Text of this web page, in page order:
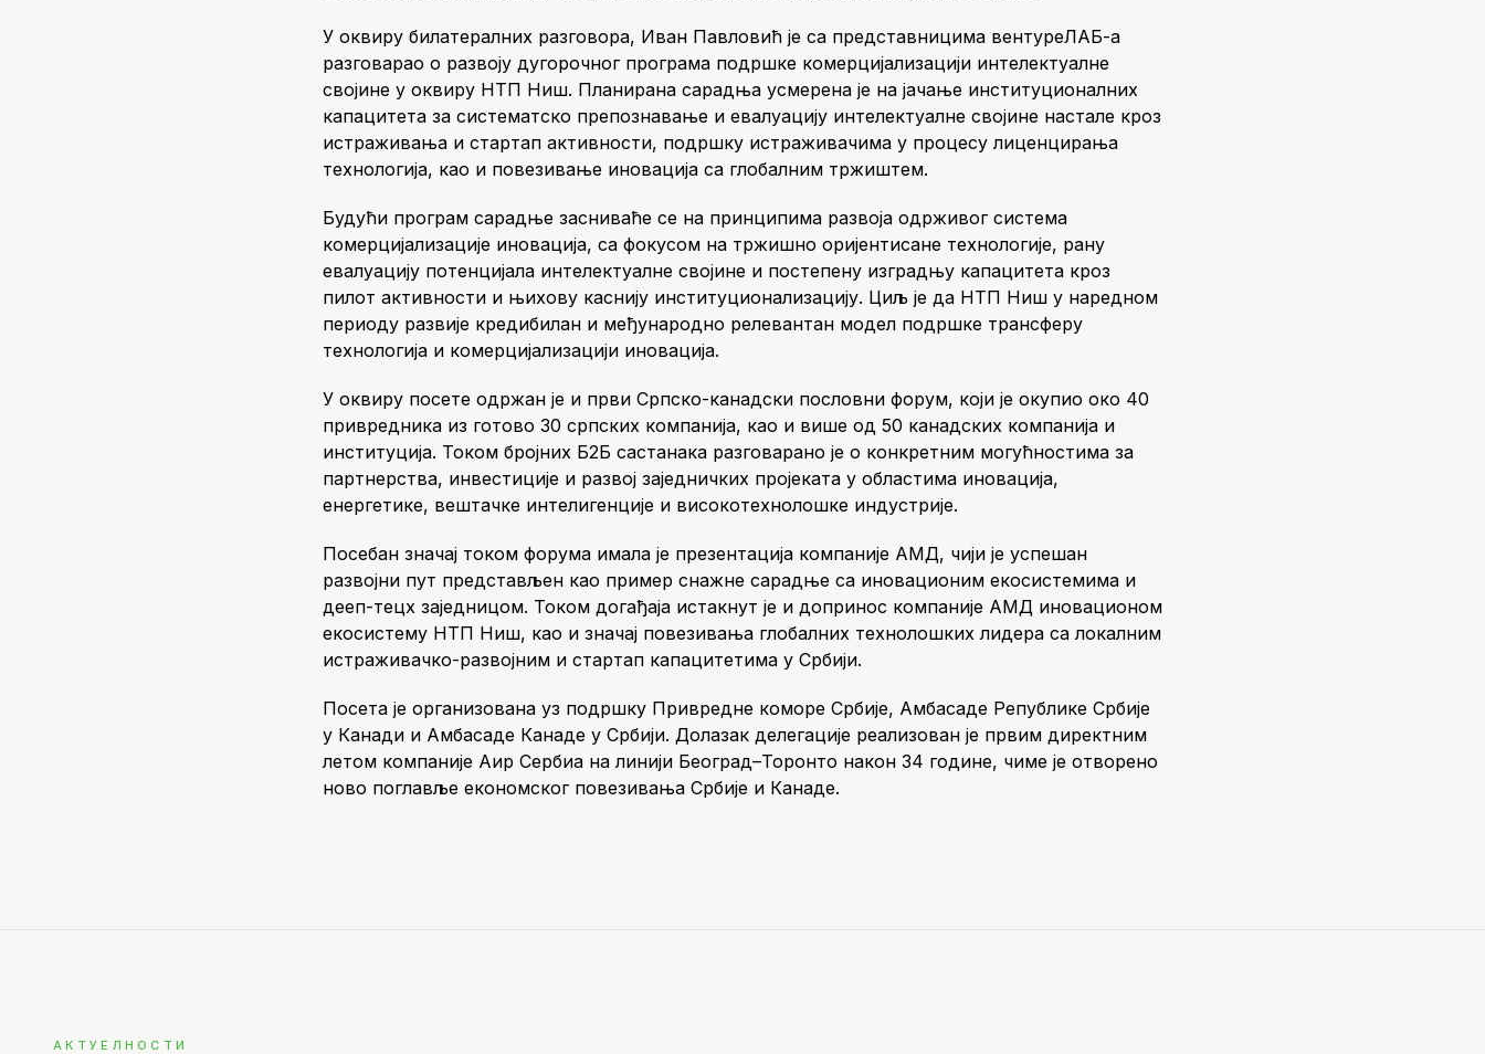
У оквиру билатералних разговора, Иван Павловић је са представницима вентуреЛАБ-а
разговарао о развоју дугорочног програма подршке комерцијализацији интелектуалне
својине у оквиру НТП Ниш. Планирана сарадња усмерена је на јачање институционалних
капацитета за систематско препознавање и евалуацију интелектуалне својине настале кроз
истраживања и стартап активности, подршку истраживачима у процесу лиценцирања
технологија, као и повезивање иновација са глобалним тржиштем.
Будући програм сарадње засниваће се на принципима развоја одрживог система
комерцијализације иновација, са фокусом на тржишно оријентисане технологије, рану
евалуацију потенцијала интелектуалне својине и постепену изградњу капацитета кроз
пилот активности и њихову каснију институционализацију. Циљ је да НТП Ниш у наредном
периоду развије кредибилан и међународно релевантан модел подршке трансферу
технологија и комерцијализацији иновација.
У оквиру посете одржан је и први Српско-канадски пословни форум, који је окупио око 40
привредника из готово 30 српских компанија, као и више од 50 канадских компанија и
институција. Током бројних Б2Б састанака разговарано је о конкретним могућностима за
партнерства, инвестиције и развој заједничких пројеката у областима иновација,
енергетике, вештачке интелигенције и високотехнолошке индустрије.
Посебан значај током форума имала је презентација компаније АМД, чији је успешан
развојни пут представљен као пример снажне сарадње са иновационим екосистемима и
дееп-тецх заједницом. Током догађаја истакнут је и допринос компаније АМД иновационом
екосистему НТП Ниш, као и значај повезивања глобалних технолошких лидера са локалним
истраживачко-развојним и стартап капацитетима у Србији.
Посета је организована уз подршку Привредне коморе Србије, Амбасаде Републике Србије
у Канади и Амбасаде Канаде у Србији. Долазак делегације реализован је првим директним
летом компаније Аир Сербиа на линији Београд–Торонто након 34 године, чиме је отворено
ново поглавље економског повезивања Србије и Канаде.
АКТУЕЛНОСТИ